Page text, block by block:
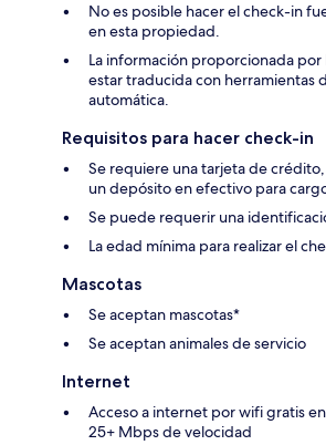
No es posible hacer el check-in
en esta propiedad.
La información proporcionada
estar traducida con herramientas
automática.
Requisitos para hacer check-in
Se requiere una tarjeta de
un depósito en efectivo para
Se puede requerir una
La edad mínima para realizar el
Mascotas
Se aceptan mascotas*
Se aceptan animales de servicio
Internet
Acceso a internet por wifi gratis
25+ Mbps de velocidad